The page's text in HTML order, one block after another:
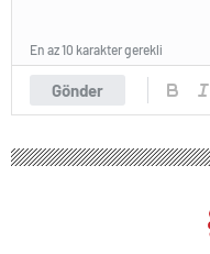
Gönder
En az 10 karakter gerekli